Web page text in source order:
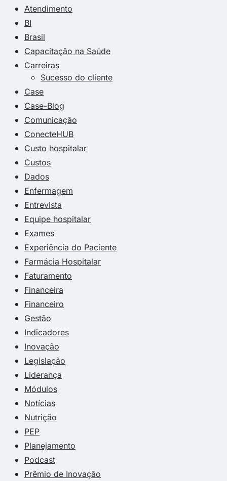
Atendimento
BI
Brasil
Capacitação na Saúde
Carreiras
Sucesso do cliente
Case
Case-Blog
Comunicação
ConecteHUB
Custo hospitalar
Custos
Dados
Enfermagem
Entrevista
Equipe hospitalar
Exames
Experiência do Paciente
Farmácia Hospitalar
Faturamento
Financeira
Financeiro
Gestão
Indicadores
Inovação
Legislação
Liderança
Módulos
Notícias
Nutrição
PEP
Planejamento
Podcast
Prêmio de Inovação